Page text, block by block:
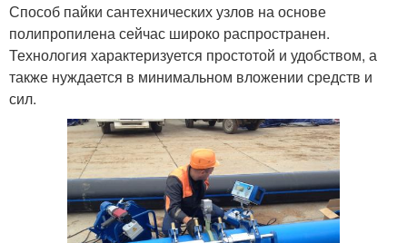
Способ пайки сантехнических узлов на основе
полипропилена сейчас широко распространен.
Технология характеризуется простотой и удобством, а
также нуждается в минимальном вложении средств и
сил.